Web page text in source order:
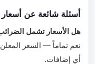
أسئلة شائعة عن أسعار
هل الأسعار تشمل الضرائب
نعم تماماً — السعر
أي إضافات.